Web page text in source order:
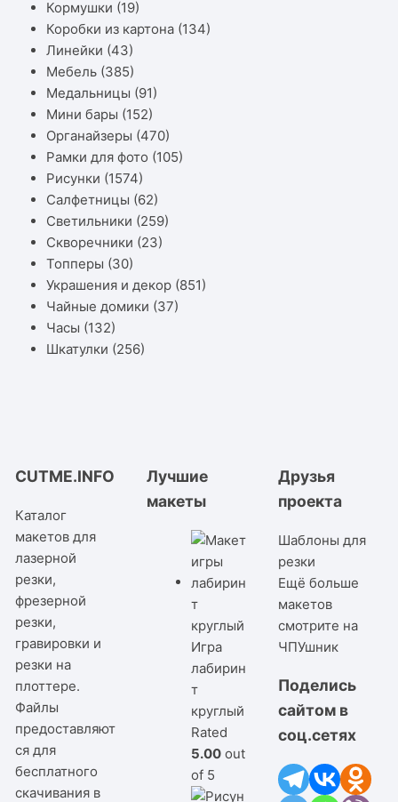
Кормушки (19)
Коробки из картона (134)
Линейки (43)
Мебель (385)
Медальницы (91)
Мини бары (152)
Органайзеры (470)
Рамки для фото (105)
Рисунки (1574)
Салфетницы (62)
Светильники (259)
Скворечники (23)
Топперы (30)
Украшения и декор (851)
Чайные домики (37)
Часы (132)
Шкатулки (256)
CUTME.INFO
Каталог
макетов для
лазерной
резки,
фрезерной
резки,
гравировки и
резки на
плоттере.
Файлы
предоставляют
ся для
бесплатного
скачивания в
Лучшие
макеты
Игра
лабирин
т
круглый
Rated
5.00 out
of 5
Друзья
проекта
Шаблоны для
резки
Ещё больше
макетов
смотрите на
ЧПУшник
Поделись
сайтом в
соц.сетях